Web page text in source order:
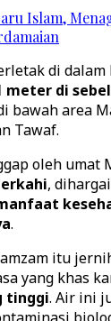
Islam,
di
meter di
bawah area
Tawaf.
oleh umat
,
.
itu
yang khas
tinggi. Air ini